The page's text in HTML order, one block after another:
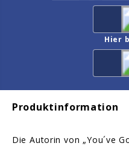
Hier
Produktinformation
Die Autorin von „You´ve